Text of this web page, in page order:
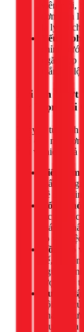
viên mới,
đơn giản
là lý do
Yếu tố
chỉnh
ngăn hợp
mắn, tài lộc.
Lợi Ích Vượt
Cư Trọn Gói
Thay vì tự mình
phó cho một
tâm và hiệu quả
Tiết kiệm
mất thời
đề phát
Tối ưu
tác cung
giá tốt
so với
Đồng bộ
kế, thi
ngũ duy
lượng kỹ
Tư vấn
đội ngũ
pháp tối
muốn của